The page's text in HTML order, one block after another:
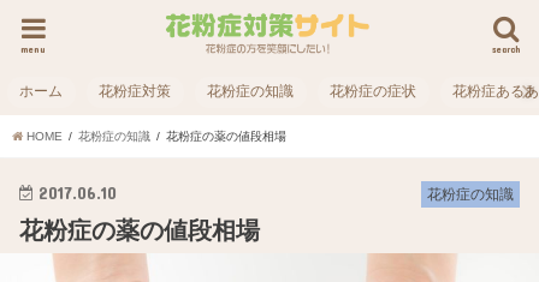
search
menu
ホーム 花粉症対策 花粉症の知識 花粉症の症状 花粉症ある
HOME 花粉症の知識 花粉症の薬の値段相場
花粉症の知識
2017.06.10
花粉症の薬の値段相場